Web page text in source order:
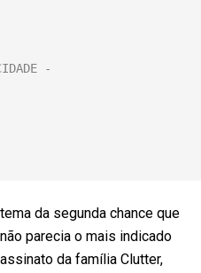
da segunda chance que
parecia o mais indicado
da família Clutter,